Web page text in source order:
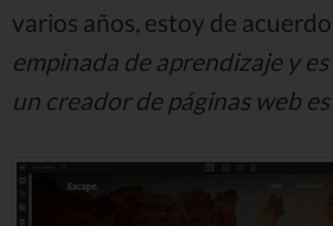
varios años, estoy de
empinada de aprendizaje y
un creador de páginas web